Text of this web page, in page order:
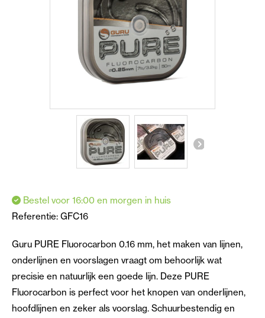
Bestel voor 16:00 en morgen in huis
Referentie: GFC16
Guru PURE Fluorocarbon 0.16 mm, het maken van lijnen,
onderlijnen en voorslagen vraagt om behoorlijk wat
precisie en natuurlijk een goede lijn. Deze PURE
Fluorocarbon is perfect voor het knopen van onderlijnen,
hoofdlijnen en zeker als voorslag. Schuurbestendig en